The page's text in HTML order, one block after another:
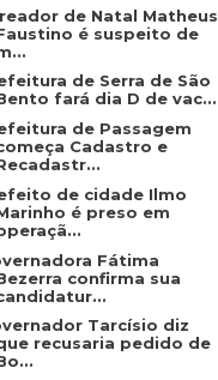
de Natal Matheus
é suspeito de
de Serra de São
fará dia D de vac...
de Passagem
Cadastro e
de cidade Ilmo
é preso em
Fátima
confirma sua
Tarcísio diz
recusaria pedido de